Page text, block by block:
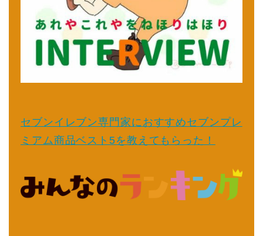
セブンイレブン専門家におすすめセブンプレ
ミアム商品ベスト5を教えてもらった！